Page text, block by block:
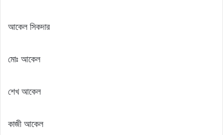
আকেল সিকদার
মোঃ আকেল
শেখ আকেল
কাজী আকেল